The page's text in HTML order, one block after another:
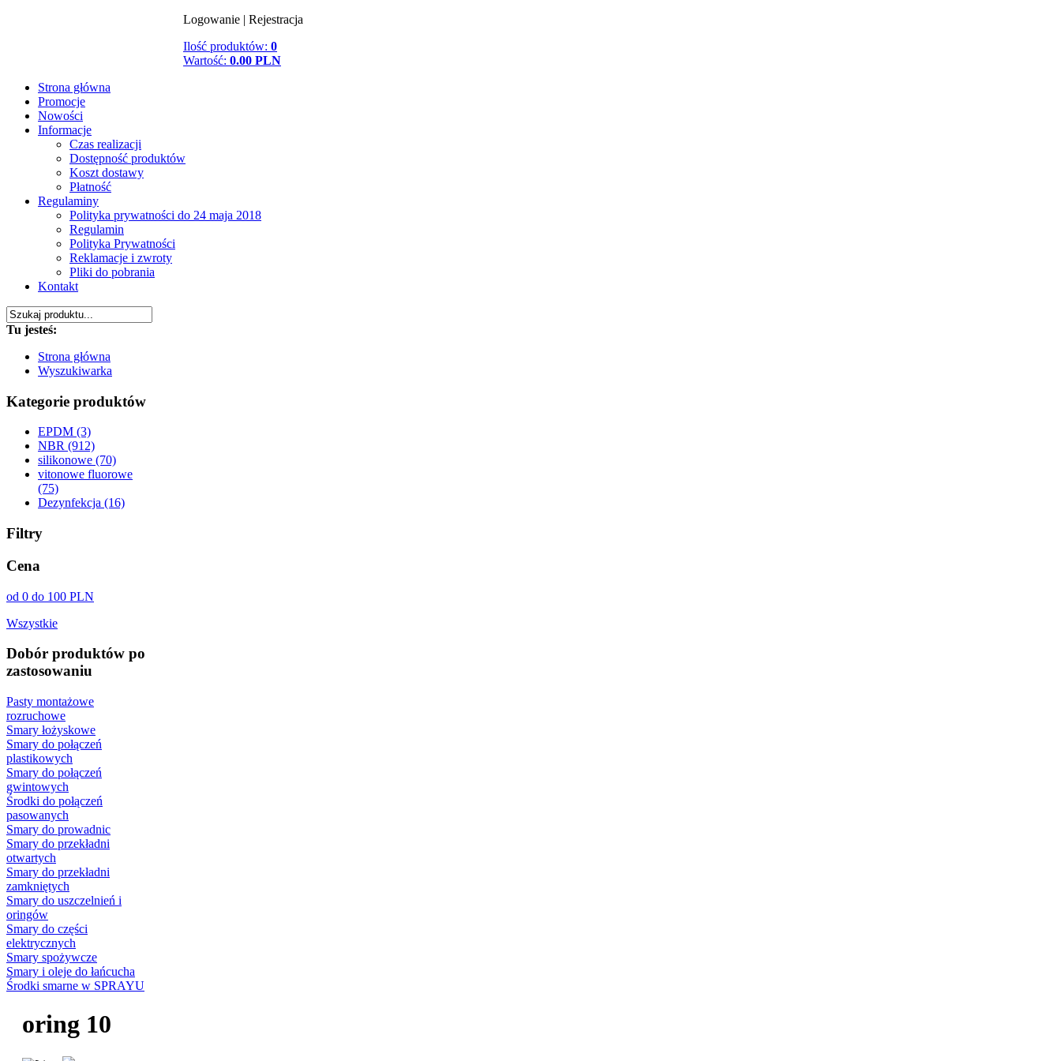
Logowanie | Rejestracja
Ilość produktów: 0
Wartość: 0.00 PLN
Strona główna
Promocje
Nowości
Informacje
Czas realizacji
Dostępność produktów
Koszt dostawy
Płatność
Regulaminy
Polityka prywatności do 24 maja 2018
Regulamin
Polityka Prywatności
Reklamacje i zwroty
Pliki do pobrania
Kontakt
Tu jesteś:
Strona główna
Wyszukiwarka
Kategorie produktów
EPDM (3)
NBR (912)
silikonowe (70)
vitonowe fluorowe
(75)
Dezynfekcja (16)
Filtry
Cena
od 0 do 100 PLN
Wszystkie
Dobór produktów po
zastosowaniu
Pasty montażowe
rozruchowe
Smary łożyskowe
Smary do połączeń
plastikowych
Smary do połączeń
gwintowych
Środki do połączeń
pasowanych
Smary do prowadnic
Smary do przekładni
otwartych
Smary do przekładni
zamkniętych
Smary do uszczelnień i
oringów
Smary do części
elektrycznych
Smary spożywcze
Smary i oleje do łańcucha
Środki smarne w SPRAYU
oring 10